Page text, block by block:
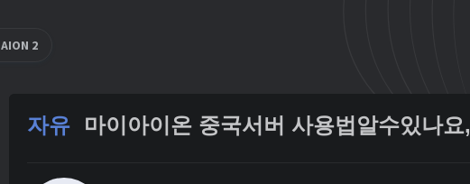
AION 2
자유 마이아이온 중국서버 사용법알수있나요,